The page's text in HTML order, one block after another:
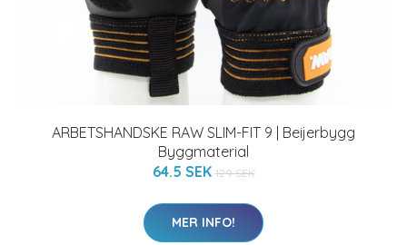
ARBETSHANDSKE RAW SLIM-FIT 9 | Beijerbygg
Byggmaterial
64.5 SEK 129 SEK
MER INFO!